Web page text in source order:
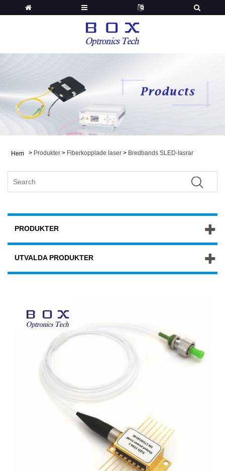
Hem > Produkter > Fiberkopplade laser > Bredbands SLED-lasrar
PRODUKTER
UTVALDA PRODUKTER